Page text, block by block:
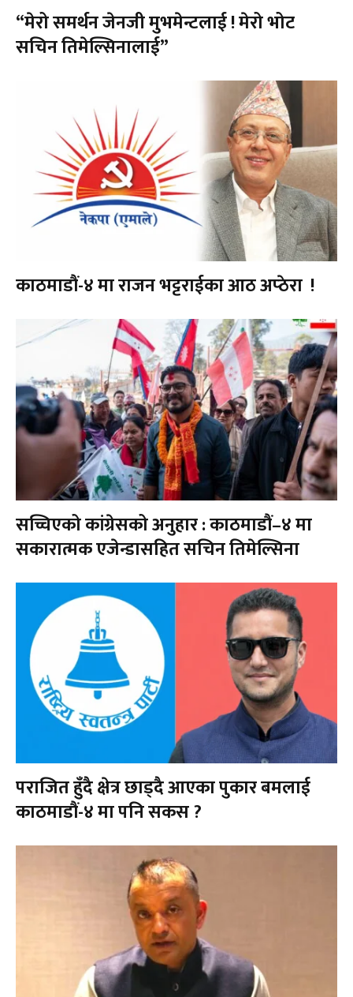
“मेरो समर्थन जेनजी मुभमेन्टलाई ! मेरो भोट
सचिन तिमेल्सिनालाई”
काठमाडौं-४ मा राजन भट्टराईका आठ अप्ठेरा !
सच्चिएको कांग्रेसको अनुहार : काठमाडौं–४ मा
सकारात्मक एजेन्डासहित सचिन तिमेल्सिना
पराजित हुँदै क्षेत्र छाड्दै आएका पुकार बमलाई
काठमाडौं-४ मा पनि सकस ?